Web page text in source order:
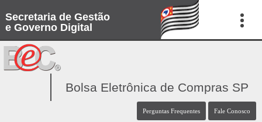
Secretaria de Gestão
e Governo Digital
Bolsa Eletrônica de Compras SP
Perguntas Frequentes Fale Conosco